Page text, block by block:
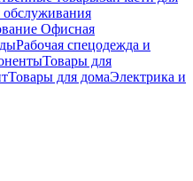
Офисная
Рабочая спецодежда и
Товары для
Товары для домаЭлектрика и